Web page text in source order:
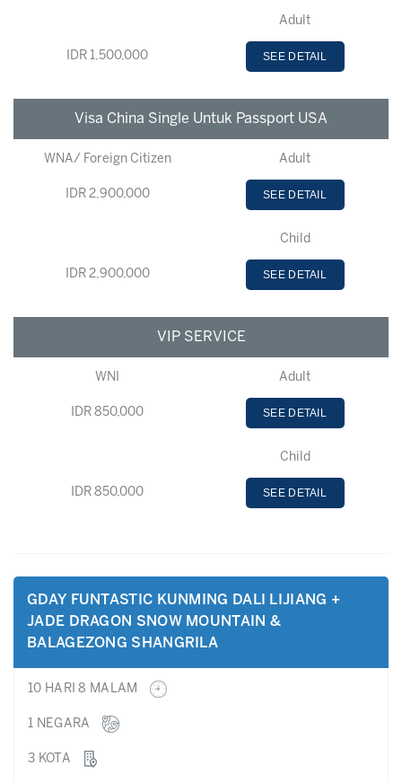
Adult
IDR 1,500,000 SEE DETAIL
Visa China Single Untuk Passport USA
WNA/ Foreign Citizen Adult
IDR 2,900,000 SEE DETAIL
Child
IDR 2,900,000 SEE DETAIL
VIP SERVICE
WNI Adult
IDR 850,000 SEE DETAIL
Child
IDR 850,000 SEE DETAIL
GDAY FUNTASTIC KUNMING DALI LIJIANG +
JADE DRAGON SNOW MOUNTAIN &
BALAGEZONG SHANGRILA
10 HARI 8 MALAM
1 NEGARA
3 KOTA